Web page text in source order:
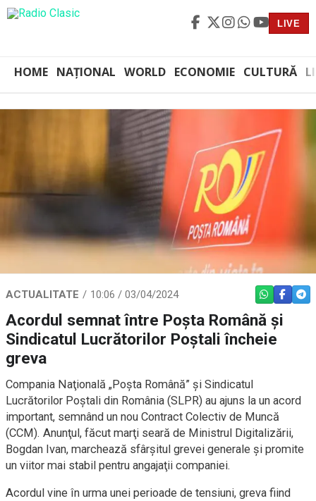
LIVE
HOME NAȚIONAL WORLD ECONOMIE CULTURĂ
ACTUALITATE 10:06 / 03/04/2024 WHATSAPP
Acordul semnat între Poşta Română şi
Sindicatul Lucrătorilor Poştali încheie
greva
Compania Naţională „Poşta Română” şi Sindicatul
Lucrătorilor Poştali din România (SLPR) au ajuns la un acord
important, semnând un nou Contract Colectiv de Muncă
(CCM). Anunţul, făcut marţi seară de Ministrul Digitalizării,
Bogdan Ivan, marchează sfârşitul grevei generale şi promite
un viitor mai stabil pentru angajaţii companiei.
Acordul vine în urma unei perioade de tensiuni, greva fiind